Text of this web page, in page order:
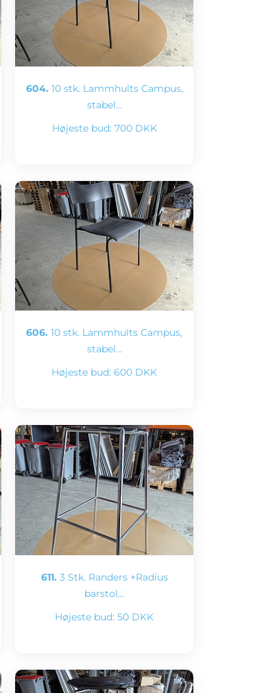
604. 10 stk. Lammhults Campus,
stabel…
Højeste bud: 700 DKK
606. 10 stk. Lammhults Campus,
stabel…
Højeste bud: 600 DKK
611. 3 Stk. Randers +Radius
barstol…
Højeste bud: 50 DKK